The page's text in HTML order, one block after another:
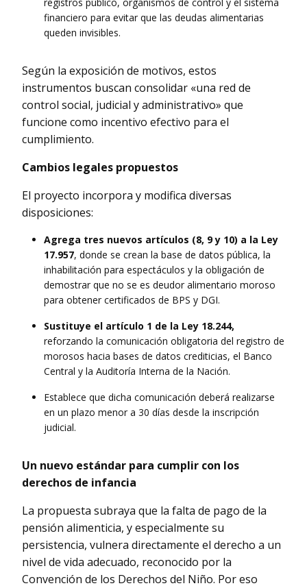
financiero para evitar que las deudas alimentarias
queden invisibles.
Según la exposición de motivos, estos
instrumentos buscan consolidar «una red de
control social, judicial y administrativo» que
funcione como incentivo efectivo para el
cumplimiento.
Cambios legales propuestos
El proyecto incorpora y modifica diversas
disposiciones:
Agrega tres nuevos artículos (8, 9 y 10) a la Ley
17.957, donde se crean la base de datos pública, la
inhabilitación para espectáculos y la obligación de
demostrar que no se es deudor alimentario moroso
para obtener certificados de BPS y DGI.
Sustituye el artículo 1 de la Ley 18.244,
reforzando la comunicación obligatoria del registro de
morosos hacia bases de datos crediticias, el Banco
Central y la Auditoría Interna de la Nación.
Establece que dicha comunicación deberá realizarse
en un plazo menor a 30 días desde la inscripción
judicial.
Un nuevo estándar para cumplir con los
derechos de infancia
La propuesta subraya que la falta de pago de la
pensión alimenticia, y especialmente su
persistencia, vulnera directamente el derecho a un
nivel de vida adecuado, reconocido por la
Convención de los Derechos del Niño. Por eso